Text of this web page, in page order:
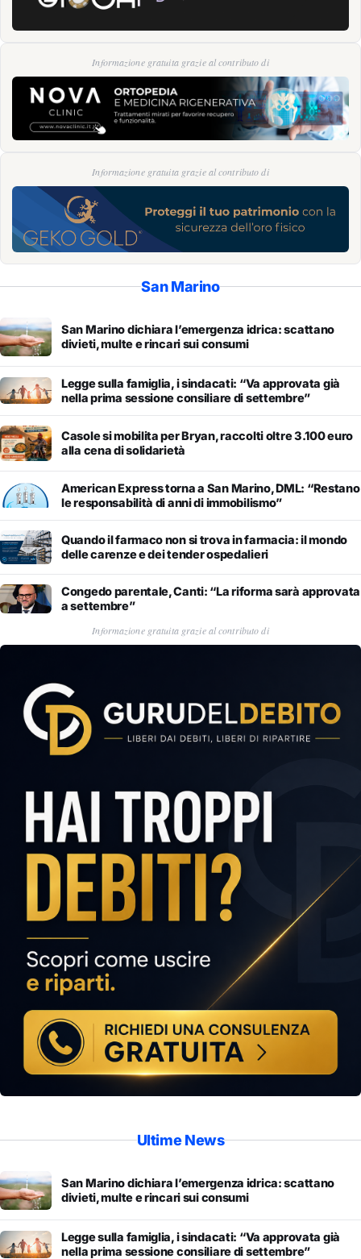
Informazione gratuita grazie al contributo di
San Marino
San Marino dichiara l’emergenza idrica: scattano
divieti, multe e rincari sui consumi
Legge sulla famiglia, i sindacati: “Va approvata già
nella prima sessione consiliare di settembre”
Casole si mobilita per Bryan, raccolti oltre 3.100 euro
alla cena di solidarietà
American Express torna a San Marino, DML: “Restano
le responsabilità di anni di immobilismo”
Quando il farmaco non si trova in farmacia: il mondo
delle carenze e dei tender ospedalieri
Congedo parentale, Canti: “La riforma sarà approvata
a settembre”
Informazione gratuita grazie al contributo di
Informazione gratuita grazie al contributo di
Ultime News
San Marino dichiara l’emergenza idrica: scattano
divieti, multe e rincari sui consumi
Legge sulla famiglia, i sindacati: “Va approvata già
nella prima sessione consiliare di settembre”